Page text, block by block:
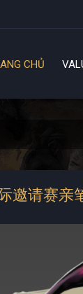
CHỦ
邀请赛亲